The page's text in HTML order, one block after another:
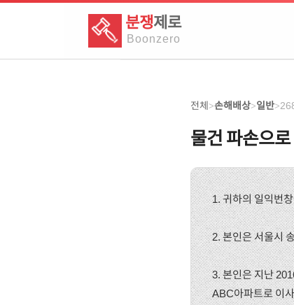
분쟁제로
Boonzero
전체>손해배상>일반>
물건 파손으
1. 귀하의 일익번
2. 본인은 서울시
3. 본인은 지난
ABC아파트로 이